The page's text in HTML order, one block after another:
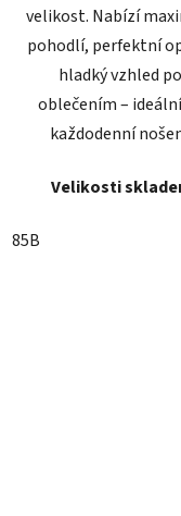
velikost. Nabízí
pohodlí, perfektní
hladký vzhled
oblečením –
každodenní
Velikosti
85B